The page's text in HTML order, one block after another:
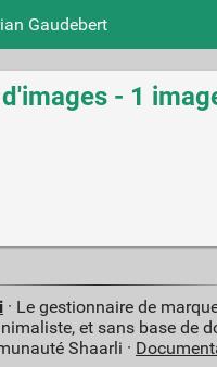
Gaudebert
Mur d'images
- 1
· Le gestionnaire de
et sans base de
Shaarli ·